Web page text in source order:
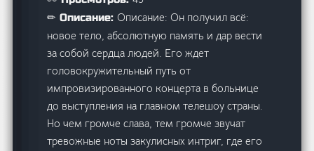
✏ Описание:Описание: Он получил всё:
новое тело, абсолютную память и дар вести
за собой сердца людей. Его ждет
головокружительный путь от
импровизированного концерта в больнице
до выступления на главном телешоу страны.
Но чем громче слава, тем громче звучат
тревожные ноты закулисных интриг, где его